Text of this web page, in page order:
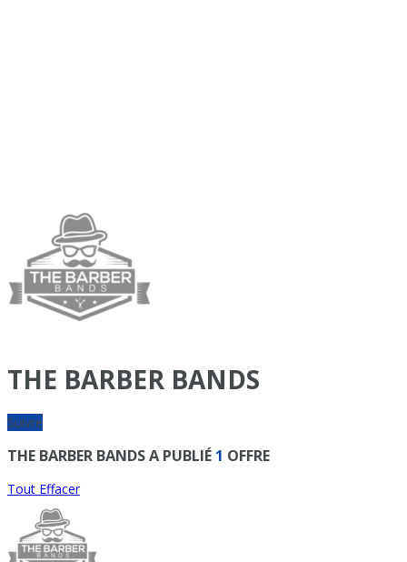
THE BARBER BANDS
Suivre
THE BARBER BANDS A PUBLIÉ1 OFFRE
Tout Effacer